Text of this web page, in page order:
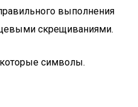
выполнения
скрещиваниями.
символы.